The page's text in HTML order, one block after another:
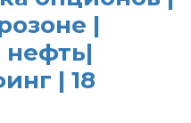
|
нефть|
| 18